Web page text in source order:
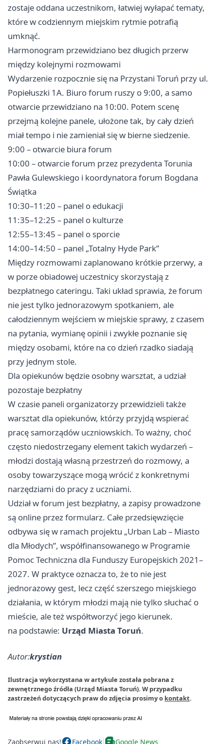
zostaje oddana uczestnikom, łatwiej wyłapać tematy,
które w codziennym miejskim rytmie potrafią
umknąć.
Harmonogram przewidziano bez długich przerw
między kolejnymi rozmowami
Wydarzenie rozpocznie się na Przystani Toruń przy ul.
Popiełuszki 1A. Biuro forum ruszy o 9:00, a samo
otwarcie przewidziano na 10:00. Potem scenę
przejmą kolejne panele, ułożone tak, by cały dzień
miał tempo i nie zamieniał się w bierne siedzenie.
9:00 – otwarcie biura forum
10:00 – otwarcie forum przez prezydenta Torunia
Pawła Gulewskiego i koordynatora forum Bogdana
Świątka
10:30–11:20 – panel o edukacji
11:35–12:25 – panel o kulturze
12:55–13:45 – panel o sporcie
14:00–14:50 – panel „Totalny Hyde Park”
Między rozmowami zaplanowano krótkie przerwy, a
w porze obiadowej uczestnicy skorzystają z
bezpłatnego cateringu. Taki układ sprawia, że forum
nie jest tylko jednorazowym spotkaniem, ale
całodziennym wejściem w miejskie sprawy, z czasem
na pytania, wymianę opinii i zwykłe poznanie się
między osobami, które na co dzień rzadko siadają
przy jednym stole.
Dla opiekunów będzie osobny warsztat, a udział
pozostaje bezpłatny
W czasie paneli organizatorzy przewidzieli także
warsztat dla opiekunów, którzy przyjdą wspierać
pracę samorządów uczniowskich. To ważny, choć
często niedostrzegany element takich wydarzeń –
młodzi dostają własną przestrzeń do rozmowy, a
osoby towarzyszące mogą wrócić z konkretnymi
narzędziami do pracy z uczniami.
Udział w forum jest bezpłatny, a zapisy prowadzone
są online przez formularz. Całe przedsięwzięcie
odbywa się w ramach projektu „Urban Lab – Miasto
dla Młodych”, współfinansowanego w Programie
Pomoc Techniczna dla Funduszy Europejskich 2021–
2027. W praktyce oznacza to, że to nie jest
jednorazowy gest, lecz część szerszego miejskiego
działania, w którym młodzi mają nie tylko słuchać o
mieście, ale też współtworzyć jego kierunek.
na podstawie: Urząd Miasta Toruń.
Autor:krystian
Ilustracja wykorzystana w artykule została pobrana z
zewnętrznego źródła (Urząd Miasta Toruń). W przypadku
zastrzeżeń dotyczących praw do zdjęcia prosimy o kontakt.
Zaobserwuj nas! Facebook Google News